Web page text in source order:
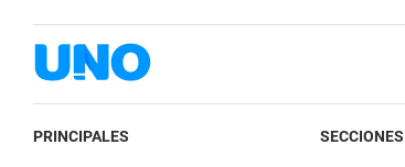
PRINCIPALES SECCIONES